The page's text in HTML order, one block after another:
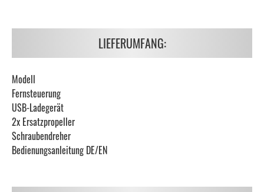
LIEFERUMFANG:
Modell
Fernsteuerung
USB-Ladegerät
2x Ersatzpropeller
Schraubendreher
Bedienungsanleitung DE/EN